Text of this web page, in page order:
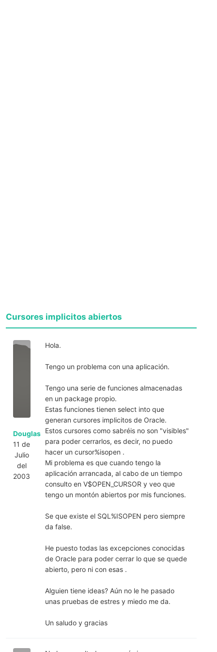
Cursores implicitos abiertos
Douglas
11 de
Julio
del
2003
Hola.
Tengo un problema con una aplicación.
Tengo una serie de funciones almacenadas
en un package propio.
Estas funciones tienen select into que
generan cursores implicitos de Oracle.
Estos cursores como sabréis no son "visibles"
para poder cerrarlos, es decir, no puedo
hacer un cursor%isopen .
Mi problema es que cuando tengo la
aplicación arrancada, al cabo de un tiempo
consulto en V$OPEN_CURSOR y veo que
tengo un montón abiertos por mis funciones.
Se que existe el SQL%ISOPEN pero siempre
da false.
He puesto todas las excepciones conocidas
de Oracle para poder cerrar lo que se quede
abierto, pero ni con esas .
Alguien tiene ideas? Aún no le he pasado
unas pruebas de estres y miedo me da.
Un saludo y gracias